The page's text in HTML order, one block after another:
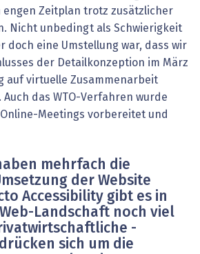
engen Zeitplan trotz zusätzlicher
Nicht unbedingt als Schwierigkeit
doch eine Umstellung war, dass wir
der Detailkonzeption im März
auf virtuelle Zusammenarbeit
das WTO-Verfahren wurde
Meetings vorbereitet und
mehrfach die
der Website
Accessibility gibt es in
Landschaft noch viel
sich um die